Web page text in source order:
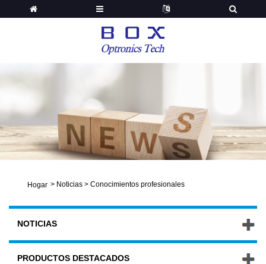
Hogar > Noticias > Conocimientos profesionales
NOTICIAS
PRODUCTOS DESTACADOS